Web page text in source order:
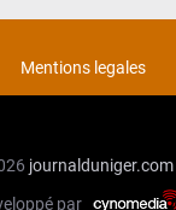
Mentions legales
journalduniger.com
par